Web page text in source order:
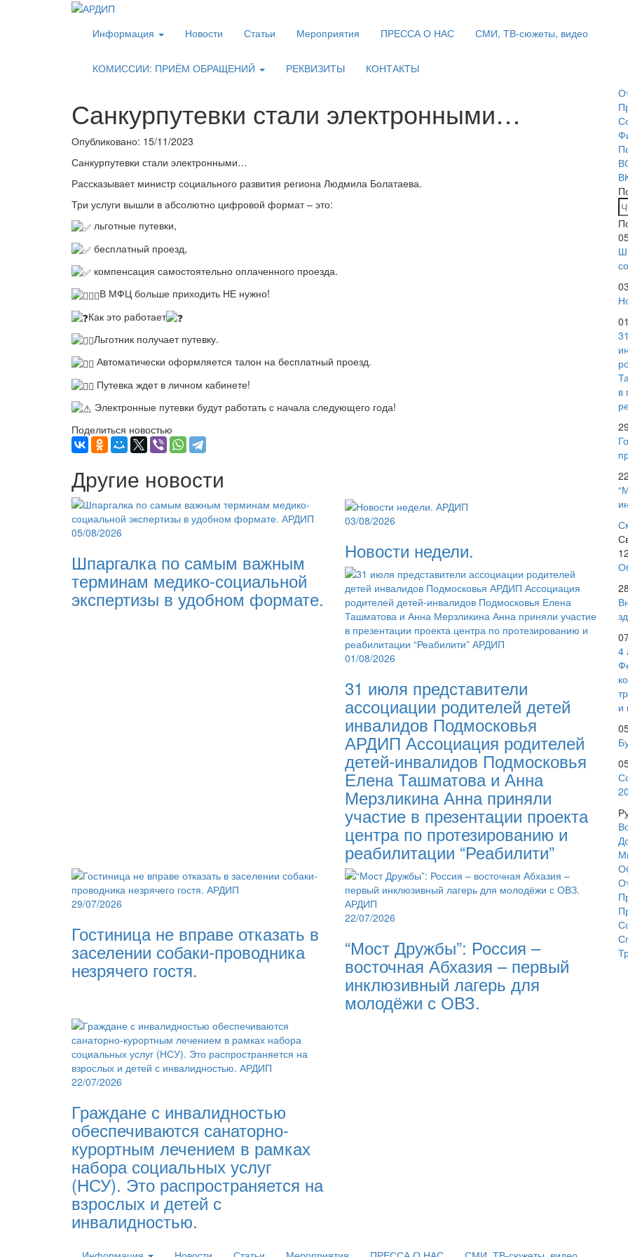
Информация Новости Статьи Мероприятия ПРЕССА О НАС СМИ, ТВ-сюжеты, видео
КОМИССИИ: ПРИЁМ ОБРАЩЕНИЙ РЕКВИЗИТЫ КОНТАКТЫ
Санкурпутевки стали электронными…
Опубликовано: 15/11/2023
Санкурпутевки стали электронными…
Рассказывает министр социального развития региона Людмила Болатаева.
Три услуги вышли в абсолютно цифровой формат – это:
льготные путевки,
бесплатный проезд,
компенсация самостоятельно оплаченного проезда.
В МФЦ больше приходить НЕ нужно!
Как это работает
Льготник получает путевку.
Автоматически оформляется талон на бесплатный проезд.
Путевка ждет в личном кабинете!
Электронные путевки будут работать с начала следующего года!
Поделиться новостью
Другие новости
05/08/2026
Шпаргалка по самым важным
терминам медико-социальной
экспертизы в удобном формате.
03/08/2026
Новости недели.
01/08/2026
31 июля представители
ассоциации родителей детей
инвалидов Подмосковья
АРДИП Ассоциация родителей
детей-инвалидов Подмосковья
Елена Ташматова и Анна
Мерзликина Анна приняли
участие в презентации проекта
центра по протезированию и
реабилитации “Реабилити”
29/07/2026
Гостиница не вправе отказать в
заселении собаки-проводника
незрячего гостя.
22/07/2026
“Мост Дружбы”: Россия –
восточная Абхазия – первый
инклюзивный лагерь для
молодёжи с ОВЗ.
22/07/2026
Граждане с инвалидностью
обеспечиваются санаторно-
курортным лечением в рамках
набора социальных услуг
(НСУ). Это распространяется на
взрослых и детей с
инвалидностью.
в
4
и